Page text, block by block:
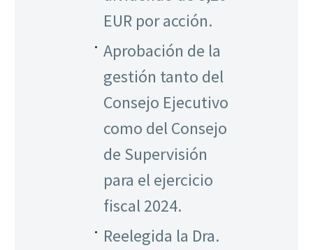
EUR por acción.
Aprobación de la
gestión tanto del
Consejo Ejecutivo
como del Consejo
de Supervisión
para el ejercicio
fiscal 2024.
Reelegida la Dra.